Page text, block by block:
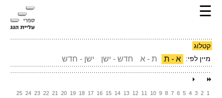
☰
קטלוג
מיין לפי:
א - ת ת - א חדש - ישן ישן - חדש
1
2
3
4
5
6
7
8
9
10
11
12
13
14
15
16
17
18
19
20
21
22
23
24
25